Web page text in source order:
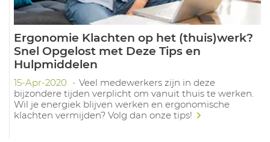
Ergonomie Klachten op het (thuis)werk?
Snel Opgelost met Deze Tips en
Hulpmiddelen
15-Apr-2020
Veel medewerkers zijn in deze
bijzondere tijden verplicht om vanuit thuis te werken.
Wil je energiek blijven werken en ergonomische
klachten vermijden? Volg dan onze tips!